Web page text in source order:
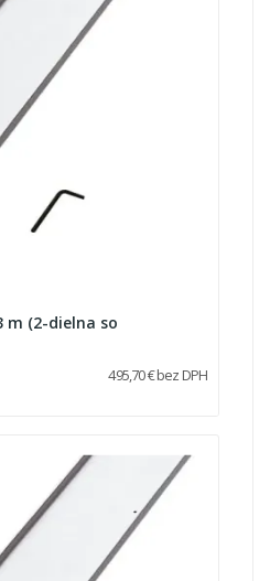
m (2-dielna so
495,70 € bez DPH